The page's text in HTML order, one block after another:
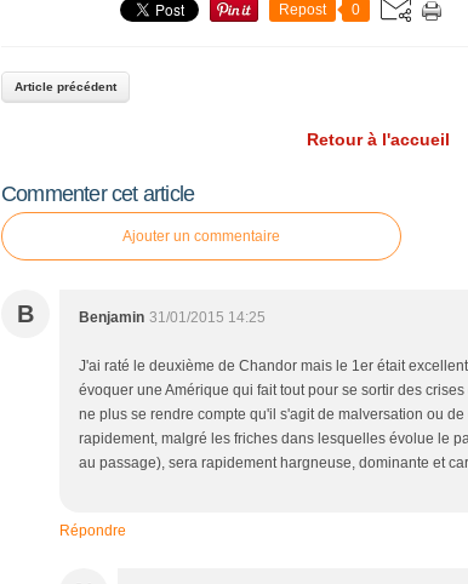
t
a
c
e
t
Repost 0
Article précédent
Retour à l'accueil
Commenter cet article
Ajouter un commentaire
B Benjamin 31/01/2015 14:25
J'ai raté le deuxième de Chandor mais le 1er était
évoquer une Amérique qui fait tout pour se sortir des
ne plus se rendre compte qu'il s'agit de malversation ou
rapidement, malgré les friches dans lesquelles évolue le
au passage), sera rapidement hargneuse, dominante et
Répondre